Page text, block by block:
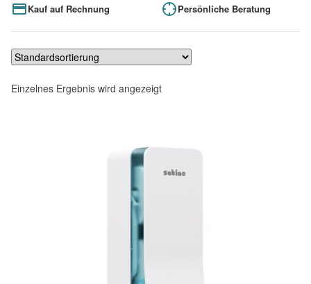
Kauf auf Rechnung Persönliche Beratung
Einzelnes Ergebnis wird angezeigt